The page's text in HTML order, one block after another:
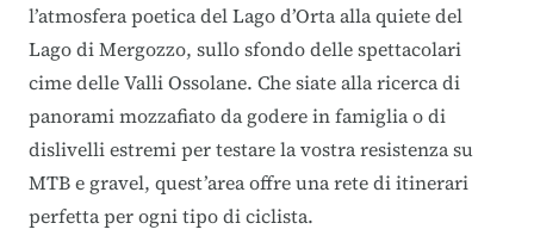
l’atmosfera poetica del Lago d’Orta alla quiete del
Lago di Mergozzo, sullo sfondo delle spettacolari
cime delle Valli Ossolane. Che siate alla ricerca di
panorami mozzafiato da godere in famiglia o di
dislivelli estremi per testare la vostra resistenza su
MTB e gravel, quest’area offre una rete di itinerari
perfetta per ogni tipo di ciclista.